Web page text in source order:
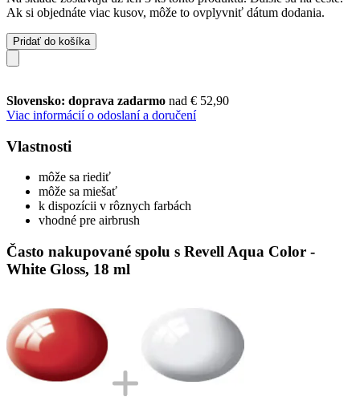
Ak si objednáte viac kusov, môže to ovplyvniť dátum dodania.
Pridať do košíka
Slovensko: doprava zadarmo nad € 52,90
Viac informácií o odoslaní a doručení
Vlastnosti
môže sa riediť
môže sa miešať
k dispozícii v rôznych farbách
vhodné pre airbrush
Často nakupované spolu s Revell Aqua Color -
White Gloss, 18 ml